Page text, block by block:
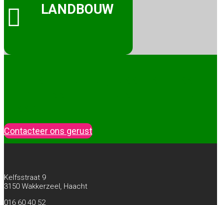
 LANDBOUW
Contacteer ons gerust
Kelfsstraat 9
3150 Wakkerzeel, Haacht
016 60 40 52